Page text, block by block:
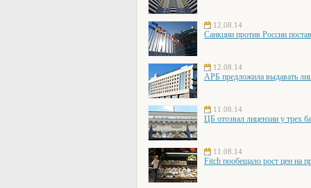
12.08.14
Санкции против России
12.08.14
АРБ предложила выдавать
11.08.14
ЦБ отозвал лицензии у трех
11.08.14
Fitch пообещало рост цен на